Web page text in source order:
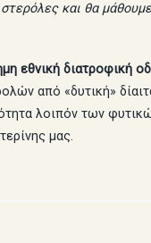
και θα
εθνική διατροφική
από «δυτική»
λοιπόν των
μας.